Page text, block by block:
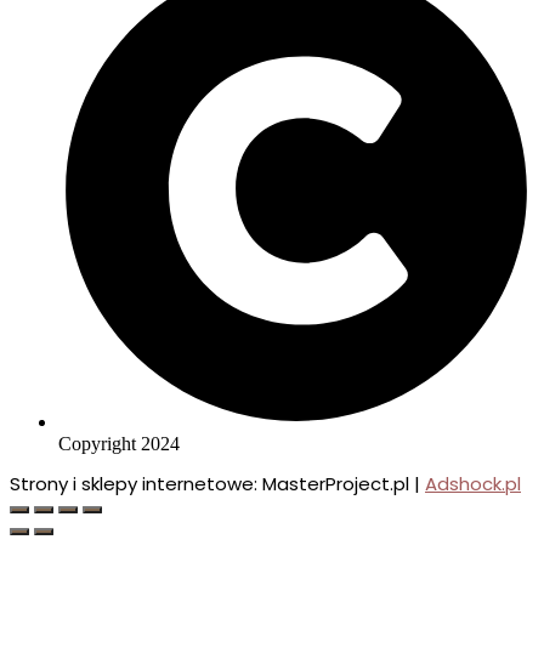
Copyright 2024
Strony i sklepy internetowe: MasterProject.pl | Adshock.pl